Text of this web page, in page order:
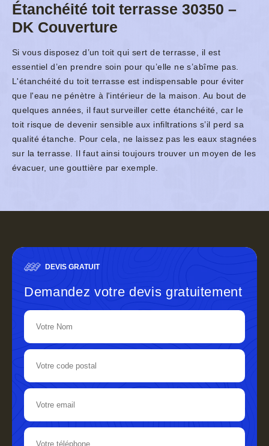
Étanchéité toit terrasse 30350 –
DK Couverture
Si vous disposez d’un toit qui sert de terrasse, il est
essentiel d’en prendre soin pour qu’elle ne s’abîme pas.
L'étanchéité du toit terrasse est indispensable pour éviter
que l'eau ne pénètre à l'intérieur de la maison. Au bout de
quelques années, il faut surveiller cette étanchéité, car le
toit risque de devenir sensible aux infiltrations s’il perd sa
qualité étanche. Pour cela, ne laissez pas les eaux stagnées
sur la terrasse. Il faut ainsi toujours trouver un moyen de les
évacuer, une gouttière par exemple.
DEVIS GRATUIT
Demandez votre devis gratuitement